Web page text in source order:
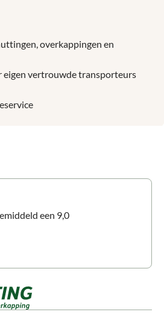
overkappingen en
eigen vertrouwde transporteurs
een 9,0